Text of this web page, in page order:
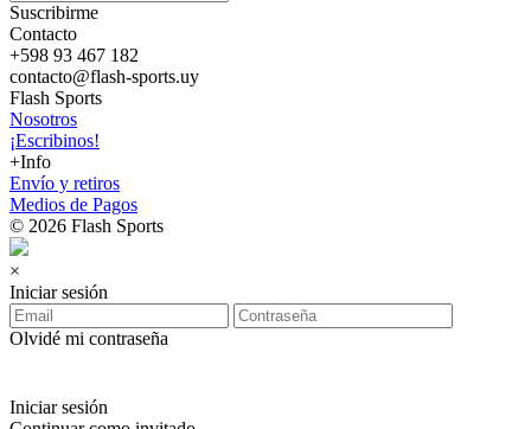
Suscribirme
Contacto
+598 93 467 182
contacto@flash-sports.uy
Flash Sports
Nosotros
¡Escribinos!
+Info
Envío y retiros
Medios de Pagos
© 2026 Flash Sports
×
Iniciar sesión
Olvidé mi contraseña
Iniciar sesión